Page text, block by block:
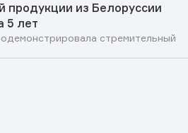
продукции из Белоруссии
5 лет
стремительный